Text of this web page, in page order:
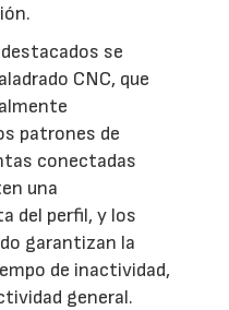
se
CNC, que
patrones de
conectadas
una
del perfil, y los
garantizan la
de inactividad,
general.